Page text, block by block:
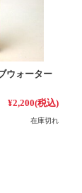
ウォーター
¥2,200(税込)
在庫切れ